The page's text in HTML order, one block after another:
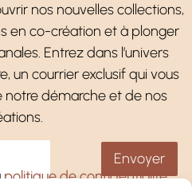
nos nouvelles collections,
en co-création et à plonger
Entrez dans l’univers
un courrier exclusif qui vous
notre démarche et de nos
politique de confidentialité.